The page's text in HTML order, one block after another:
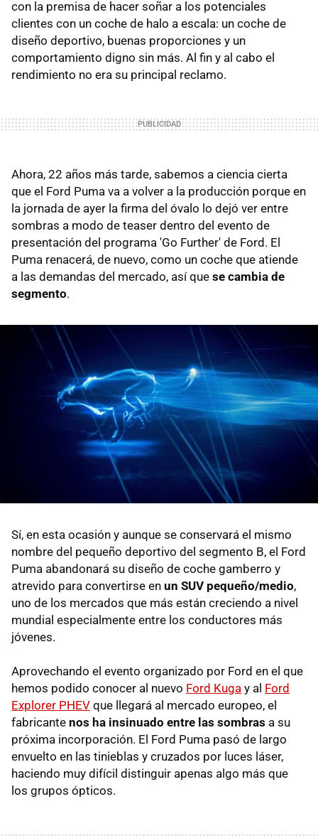
con la premisa de hacer soñar a los potenciales
clientes con un coche de halo a escala: un coche de
diseño deportivo, buenas proporciones y un
comportamiento digno sin más. Al fin y al cabo el
rendimiento no era su principal reclamo.
Ahora, 22 años más tarde, sabemos a ciencia cierta
que el Ford Puma va a volver a la producción porque en
la jornada de ayer la firma del óvalo lo dejó ver entre
sombras a modo de teaser dentro del evento de
presentación del programa 'Go Further' de Ford. El
Puma renacerá, de nuevo, como un coche que atiende
a las demandas del mercado, así que se cambia de
segmento.
Sí, en esta ocasión y aunque se conservará el mismo
nombre del pequeño deportivo del segmento B, el Ford
Puma abandonará su diseño de coche gamberro y
atrevido para convertirse en un SUV pequeño/medio,
uno de los mercados que más están creciendo a nivel
mundial especialmente entre los conductores más
jóvenes.
Aprovechando el evento organizado por Ford en el que
hemos podido conocer al nuevo Ford Kuga y al Ford
Explorer PHEV que llegará al mercado europeo, el
fabricante nos ha insinuado entre las sombras a su
próxima incorporación. El Ford Puma pasó de largo
envuelto en las tinieblas y cruzados por luces láser,
haciendo muy difícil distinguir apenas algo más que
los grupos ópticos.